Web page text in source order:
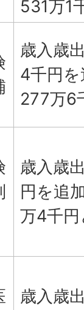
531万1
歳入歳
4千円
277万6
歳入歳
円を追
万4千
歳入歳